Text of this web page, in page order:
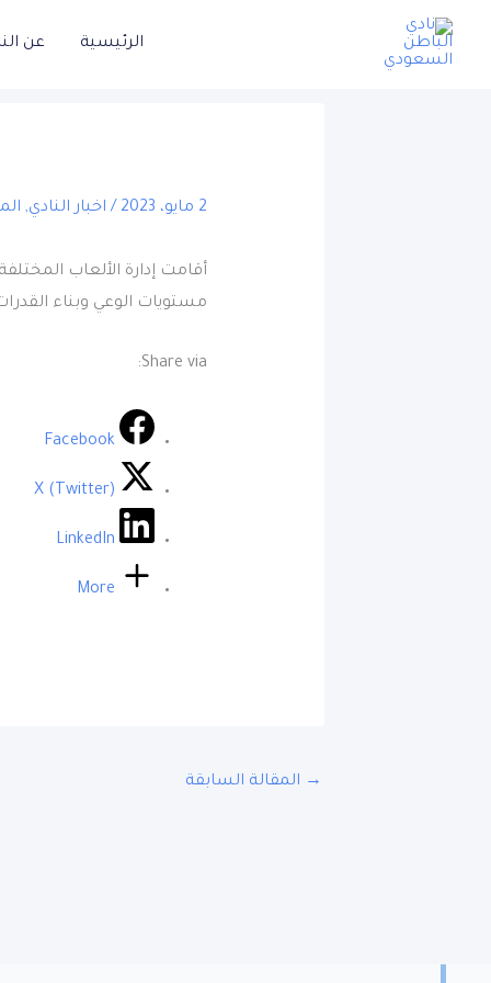
تخطي
الرئيسية عن
2 مايو، 2023 / اخبار النادي,
مستويات الوعي وبناء
Share via:
Facebook
X (Twitter)
LinkedIn
More
→ المقالة السابقة